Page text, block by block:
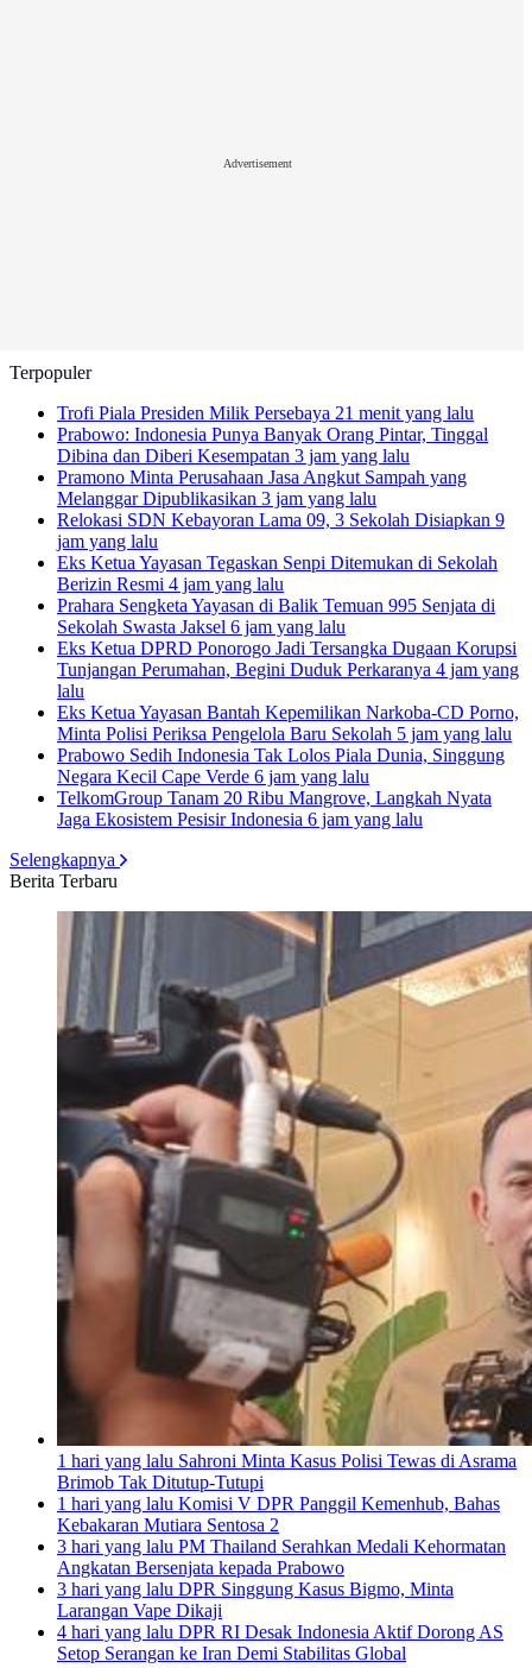
Advertisement
Terpopuler
Trofi Piala Presiden Milik Persebaya 21 menit yang lalu
Prabowo: Indonesia Punya Banyak Orang Pintar, Tinggal
Dibina dan Diberi Kesempatan 3 jam yang lalu
Pramono Minta Perusahaan Jasa Angkut Sampah yang
Melanggar Dipublikasikan 3 jam yang lalu
Relokasi SDN Kebayoran Lama 09, 3 Sekolah Disiapkan 9
jam yang lalu
Eks Ketua Yayasan Tegaskan Senpi Ditemukan di Sekolah
Berizin Resmi 4 jam yang lalu
Prahara Sengketa Yayasan di Balik Temuan 995 Senjata di
Sekolah Swasta Jaksel 6 jam yang lalu
Eks Ketua DPRD Ponorogo Jadi Tersangka Dugaan Korupsi
Tunjangan Perumahan, Begini Duduk Perkaranya 4 jam yang
lalu
Eks Ketua Yayasan Bantah Kepemilikan Narkoba-CD Porno,
Minta Polisi Periksa Pengelola Baru Sekolah 5 jam yang lalu
Prabowo Sedih Indonesia Tak Lolos Piala Dunia, Singgung
Negara Kecil Cape Verde 6 jam yang lalu
TelkomGroup Tanam 20 Ribu Mangrove, Langkah Nyata
Jaga Ekosistem Pesisir Indonesia 6 jam yang lalu
Selengkapnya
Berita Terbaru
1 hari yang lalu Sahroni Minta Kasus Polisi Tewas di Asrama
Brimob Tak Ditutup-Tutupi
1 hari yang lalu Komisi V DPR Panggil Kemenhub, Bahas
Kebakaran Mutiara Sentosa 2
3 hari yang lalu PM Thailand Serahkan Medali Kehormatan
Angkatan Bersenjata kepada Prabowo
3 hari yang lalu DPR Singgung Kasus Bigmo, Minta
Larangan Vape Dikaji
4 hari yang lalu DPR RI Desak Indonesia Aktif Dorong AS
Setop Serangan ke Iran Demi Stabilitas Global